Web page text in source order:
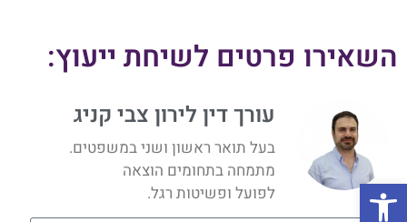
השאירו פרטים לשיחת ייעוץ:
עורך דין לירון צבי קניג
בעל תואר ראשון ושני במשפטים.
מתמחה בתחומים הוצאה
לפועל ופשיטות רגל.
פתח סרגל נגישות